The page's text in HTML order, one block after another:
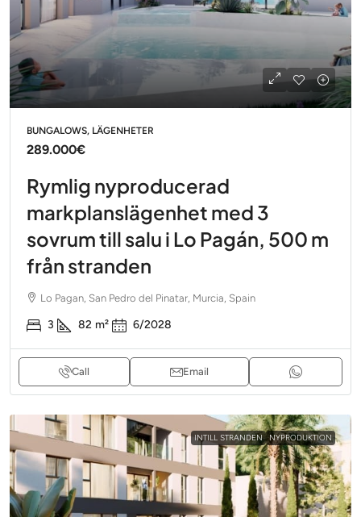
BUNGALOWS, LÄGENHETER
289.000€
Rymlig nyproducerad
markplanslägenhet med 3
sovrum till salu i Lo Pagán, 500 m
från stranden
Lo Pagan, San Pedro del Pinatar, Murcia, Spain
3 82 m² 6/2028
Call Email
INTILL STRANDEN NYPRODUKTION